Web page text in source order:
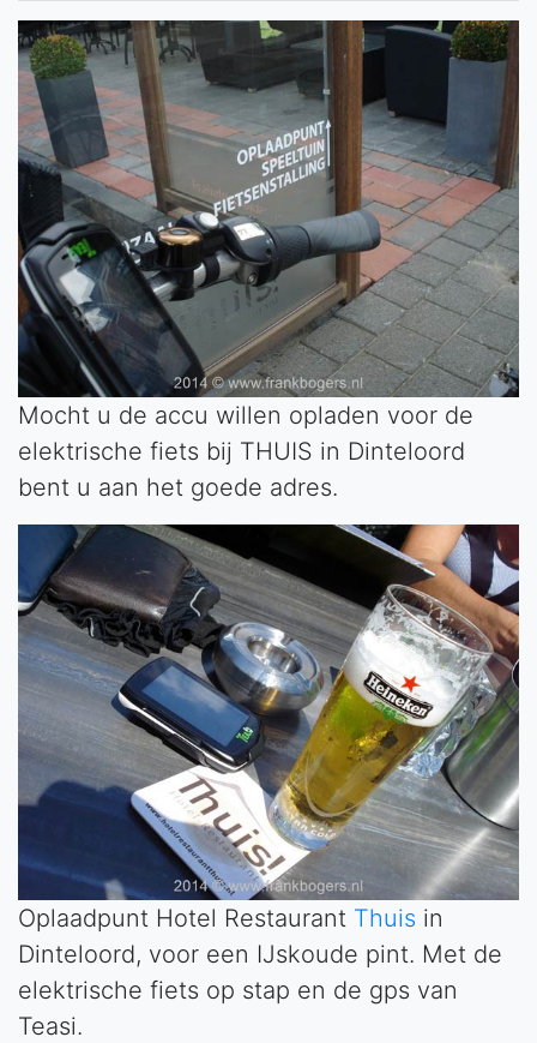
Mocht u de accu willen opladen voor de
elektrische fiets bij THUIS in Dinteloord
bent u aan het goede adres.
Oplaadpunt Hotel Restaurant Thuis in
Dinteloord, voor een IJskoude pint. Met de
elektrische fiets op stap en de gps van
Teasi.